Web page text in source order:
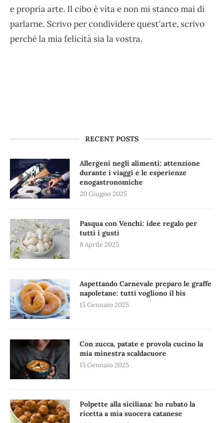
e propria arte. Il cibo è vita e non mi stanco mai di
parlarne. Scrivo per condividere quest'arte, scrivo
perché la mia felicità sia la vostra.
RECENT POSTS
Allergeni negli alimenti: attenzione
durante i viaggi e le esperienze
enogastronomiche
20 Giugno 2025
Pasqua con Venchi: idee regalo per
tutti i gusti
8 Aprile 2025
Aspettando Carnevale preparo le graffe
napoletane: tutti vogliono il bis
15 Gennaio 2025
Con zucca, patate e provola cucino la
mia minestra scaldacuore
15 Gennaio 2025
Polpette alla siciliana: ho rubato la
ricetta a mia suocera catanese